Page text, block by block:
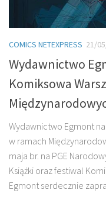
COMICS NETEXPRESS 21/
Wydawnictwo
Komiksowa
Wydawnictwo Egmont
w ramach
maja br. na PGE
Książki oraz festiwal
Egmont serdecznie